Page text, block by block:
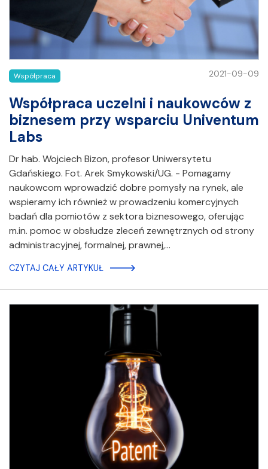
Współpraca 2021-09-09
Współpraca uczelni i naukowców z
biznesem przy wsparciu Univentum
Labs
Dr hab. Wojciech Bizon, profesor Uniwersytetu
Gdańskiego. Fot. Arek Smykowski/UG. - Pomagamy
naukowcom wprowadzić dobre pomysły na rynek, ale
wspieramy ich również w prowadzeniu komercyjnych
badań dla pomiotów z sektora biznesowego, oferując
m.in. pomoc w obsłudze zleceń zewnętrznych od strony
administracyjnej, formalnej, prawnej,…
CZYTAJ CAŁY ARTYKUŁ